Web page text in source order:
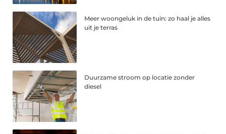
Meer woongeluk in de tuin: zo haal je alles
uit je terras
Duurzame stroom op locatie zonder
diesel